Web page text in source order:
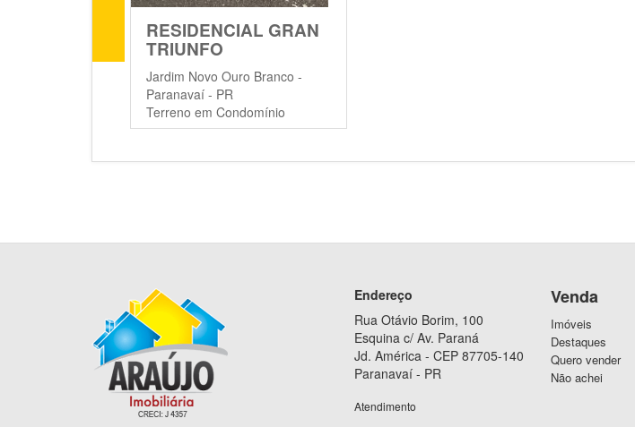
RESIDENCIAL GRAN
TRIUNFO
Jardim Novo Ouro Branco -
Paranavaí - PR
Terreno em Condomínio
Endereço
Rua Otávio Borim, 100
Esquina c/ Av. Paraná
Jd. América - CEP 87705-140
Paranavaí - PR
Atendimento
Venda
Imóveis
Destaques
Quero vender
Não achei